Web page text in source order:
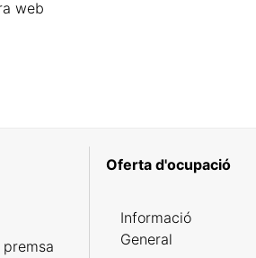
web
Oferta d'ocupació
Informació
General